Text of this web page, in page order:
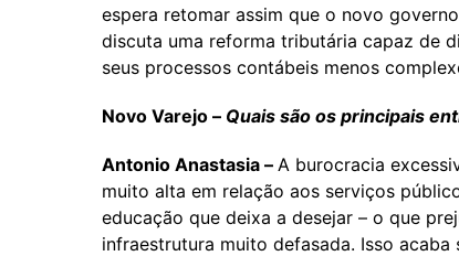
espera retomar assim que o novo
discuta uma reforma tributária capaz de
seus processos contábeis menos
Novo Varejo – Quais são os principais
Antonio Anastasia – A burocracia
muito alta em relação aos serviços
educação que deixa a desejar – o que
infraestrutura muito defasada. Isso